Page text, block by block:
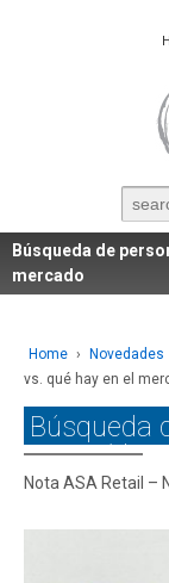
for:
Búsqueda de
mercado
Home › Novedades
vs. qué hay en el
Búsqueda
vs. qué
Nota ASA Retail –